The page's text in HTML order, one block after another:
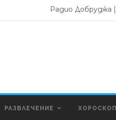
Радио Добруджа |
РАЗВЛЕЧЕНИЕ ХОРОСКОП